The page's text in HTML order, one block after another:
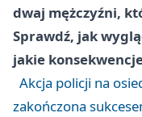
dwaj mężczyźni,
Sprawdź, jak
jakie
Akcja policji na
zakończona